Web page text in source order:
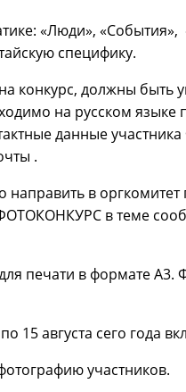
«Люди», «События»,
специфику.
конкурс, должны быть
на русском
данные
.
в
в теме
печати в формате
15 августа сего года
участников.